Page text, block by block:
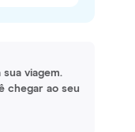
viagem.
chegar ao seu